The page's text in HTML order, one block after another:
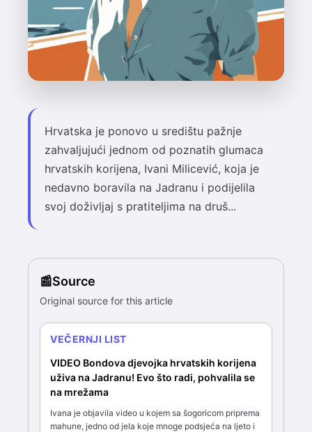
Hrvatska je ponovo u središtu pažnje
zahvaljujući jednom od poznatih glumaca
hrvatskih korijena, Ivani Milicević, koja je
nedavno boravila na Jadranu i podijelila
svoj doživljaj s pratiteljima na druš...
Source
Original source for this article
VEČERNJI LIST
VIDEO Bondova djevojka hrvatskih korijena
uživa na Jadranu! Evo što radi, pohvalila se
na mrežama
Ivana je objavila video u kojem sa šogoricom priprema
mahune, jedno od jela koje mnoge podsjeća na ljeto i